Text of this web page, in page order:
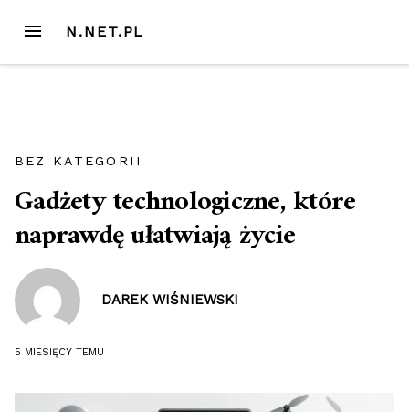
treści
MENU N.NET.PL
BEZ KATEGORII
Gadżety technologiczne, które
naprawdę ułatwiają życie
DAREK WIŚNIEWSKI
5 MIESIĘCY TEMU